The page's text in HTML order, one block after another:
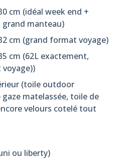
cm (idéal week end +
grand manteau)
cm (grand format voyage)
cm (62L exactement,
(toile outdoor
matelassée, toile de
velours cotelé tout
ou liberty)